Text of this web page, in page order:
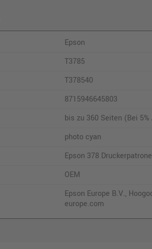
Epson
T3785
T378540
8715946645803
bis zu 360 Seiten (Bei 5%
photo cyan
Epson 378
OEM
Epson Europe B.V.,
europe.com